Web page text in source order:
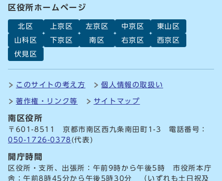
区役所ホームページ
北区 上京区 左京区 中京区
東山区
山科区
下京区 南区 右京区
西京区
伏見区
このサイトの考え方 個人情報の取扱い
著作権・リンク等 サイトマップ
南区役所
〒601-8511 京都市南区西九条南田町1-3 電話番号：
050-1726-0378 (代表)
開庁時間
区役所・支所、出張所：午前9時から午後5時 市役所本庁
舎：午前8時45分から午後5時30分 （いずれも土日祝及